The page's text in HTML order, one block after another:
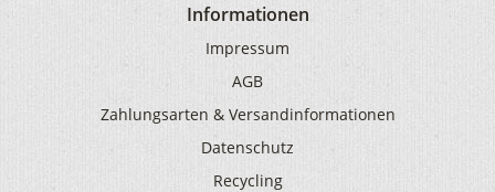
Informationen
Impressum
AGB
Zahlungsarten & Versandinformationen
Datenschutz
Recycling